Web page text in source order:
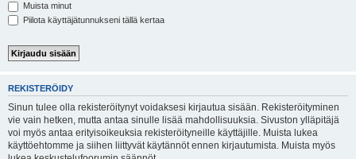
Muista minut
Piilota käyttäjätunnukseni tällä kertaa
REKISTERÖIDY
Sinun tulee olla rekisteröitynyt voidaksesi kirjautua sisään. Rekisteröityminen
vie vain hetken, mutta antaa sinulle lisää mahdollisuuksia. Sivuston ylläpitäjä
voi myös antaa erityisoikeuksia rekisteröityneille käyttäjille. Muista lukea
käyttöehtomme ja siihen liittyvät käytännöt ennen kirjautumista. Muista myös